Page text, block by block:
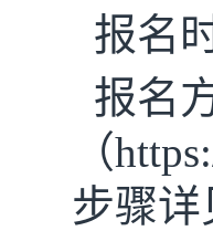
报名
报名
（
步骤